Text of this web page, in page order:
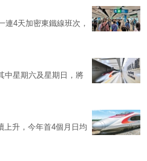
4天加密東鐵線班次，
中星期六及星期日，將
上升，今年首4個月日均